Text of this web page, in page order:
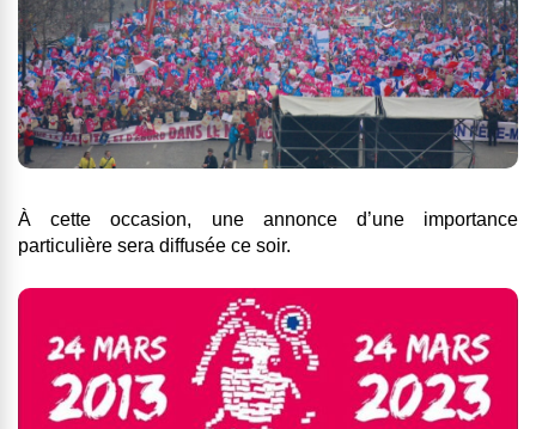
À cette occasion, une annonce d’une importance
particulière sera diffusée ce soir.